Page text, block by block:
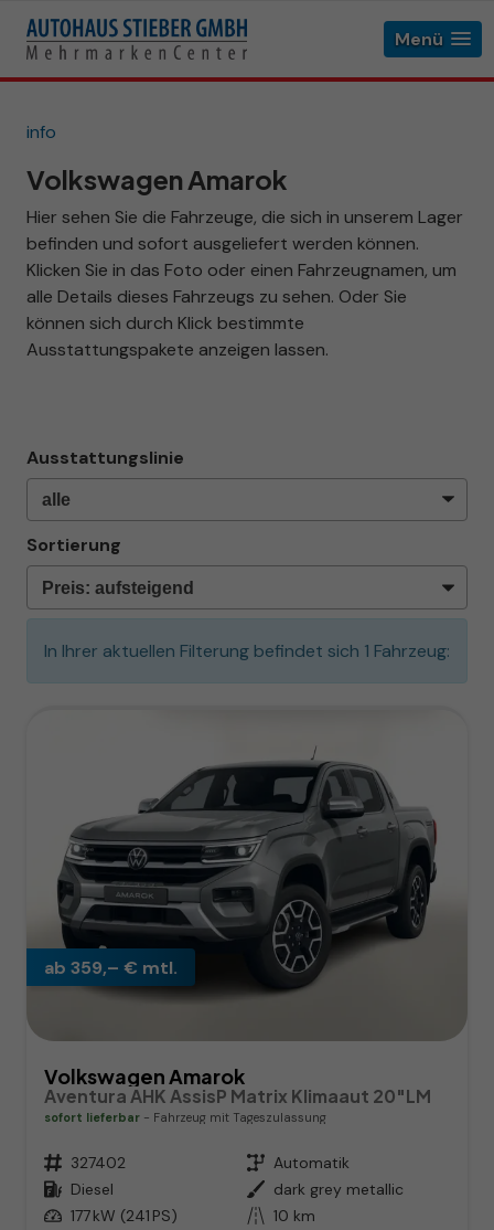
Menü
info
Volkswagen Amarok
Hier sehen Sie die Fahrzeuge, die sich in unserem Lager
befinden und sofort ausgeliefert werden können.
Klicken Sie in das Foto oder einen Fahrzeugnamen, um
alle Details dieses Fahrzeugs zu sehen. Oder Sie
können sich durch Klick bestimmte
Ausstattungspakete anzeigen lassen.
Ausstattungslinie
Sortierung
In Ihrer aktuellen Filterung befindet sich 1 Fahrzeug:
ab 359,– € mtl.
Volkswagen Amarok
Aventura AHK AssisP Matrix Klimaaut 20"LM
sofort lieferbar Fahrzeug mit Tageszulassung
Fahrzeugnr. 327402 Getriebe Automatik
Kraftstoff Diesel Außenfarbe dark grey metallic
Leistung 177 kW (241 PS) Kilometerstand 10 km